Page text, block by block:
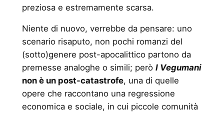
preziosa e estremamente scarsa.
Niente di nuovo, verrebbe da pensare: uno
scenario risaputo, non pochi romanzi del
(sotto)genere post-apocalittico partono da
premesse analoghe o simili; però I Vegumani
non è un post-catastrofe, una di quelle
opere che raccontano una regressione
economica e sociale, in cui piccole comunità